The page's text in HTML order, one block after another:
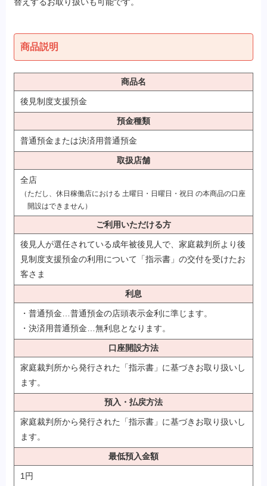
商品説明
商品名
後見制度支援預金
預金種類
普通預金または決済用普通預金
取扱店舗
全店
（ただし、休日稼働店における 土曜日・日曜日・祝日 の本商品の口座
開設はできません）
ご利用いただける方
後見人が選任されている成年被後見人で、家庭裁判所より後
見制度支援預金の利用について「指示書」の交付を受けたお
客さま
利息
・普通預金…普通預金の店頭表示金利に準じます。
・決済用普通預金…無利息となります。
口座開設方法
家庭裁判所から発行された「指示書」に基づきお取り扱いし
ます。
預入・払戻方法
家庭裁判所から発行された「指示書」に基づきお取り扱いし
ます。
最低預入金額
1円